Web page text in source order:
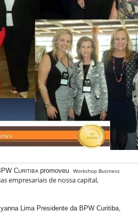
CURITIBA promoveu Workshop Business
empresariais de nossa capital,
Lima Presidente da BPW Curitiba,